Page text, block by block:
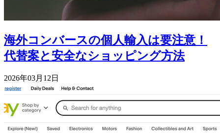
海外コンバースの個人輸入は要注意！
代替案と安全なショッピング方法
2026年03月12日